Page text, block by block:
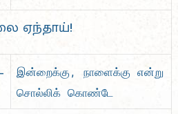
ஏந்தாய்!
இன்றைக்கு, நாளைக்கு என்று
சொல்லிக் கொண்டே